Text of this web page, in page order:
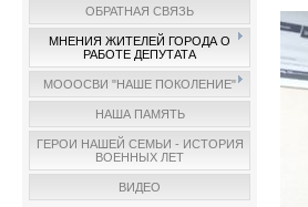
ОБРАТНАЯ СВЯЗЬ
МНЕНИЯ ЖИТЕЛЕЙ ГОРОДА О
РАБОТЕ ДЕПУТАТА
МОООСВИ "НАШЕ ПОКОЛЕНИЕ"
НАША ПАМЯТЬ
ГЕРОИ НАШЕЙ СЕМЬИ - ИСТОРИЯ
ВОЕННЫХ ЛЕТ
ВИДЕО